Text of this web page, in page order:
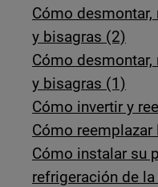
Cómo
y bisagras (2)
Cómo
y bisagras (1)
Cómo invertir y
Cómo
Cómo instalar su
refrigeración de